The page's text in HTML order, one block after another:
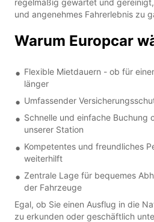
regelmäßig gewartet und
und angenehmes Fahrerlebnis zu
Warum Europcar
Flexible Mietdauern - ob für
länger
Umfassender
Schnelle und einfache Buchung
unserer Station
Kompetentes und freundliches
weiterhilft
Zentrale Lage für bequemes
der Fahrzeuge
Egal, ob Sie einen Ausflug in die
zu erkunden oder geschäftlich